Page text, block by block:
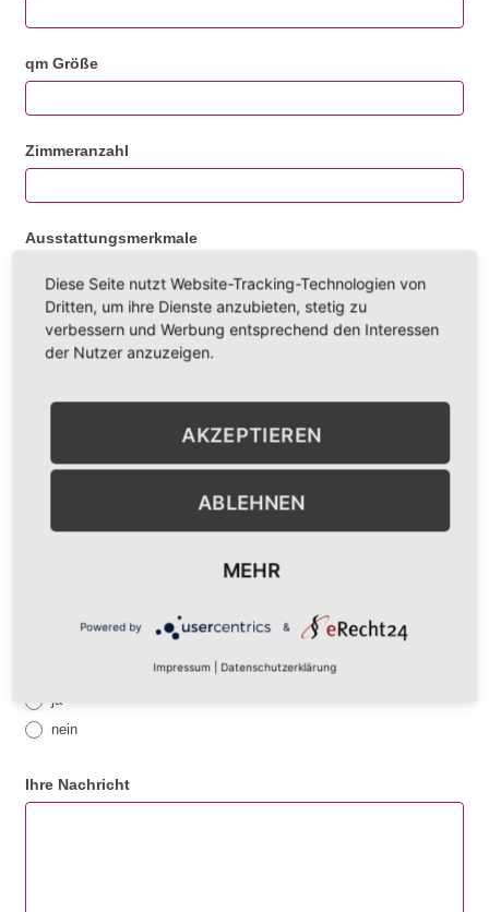
qm Größe
Zimmeranzahl
Ausstattungsmerkmale
Energiewert /energetischer Stand, Sanierungsstand
Keller notwendig?
ja
nein
Ihre Nachricht
Diese Seite nutzt Website-Tracking-Technologien von
Dritten, um ihre Dienste anzubieten, stetig zu
verbessern und Werbung entsprechend den Interessen
der Nutzer anzuzeigen.
AKZEPTIEREN
ABLEHNEN
MEHR
Powered by &
Impressum Datenschutzerklärung